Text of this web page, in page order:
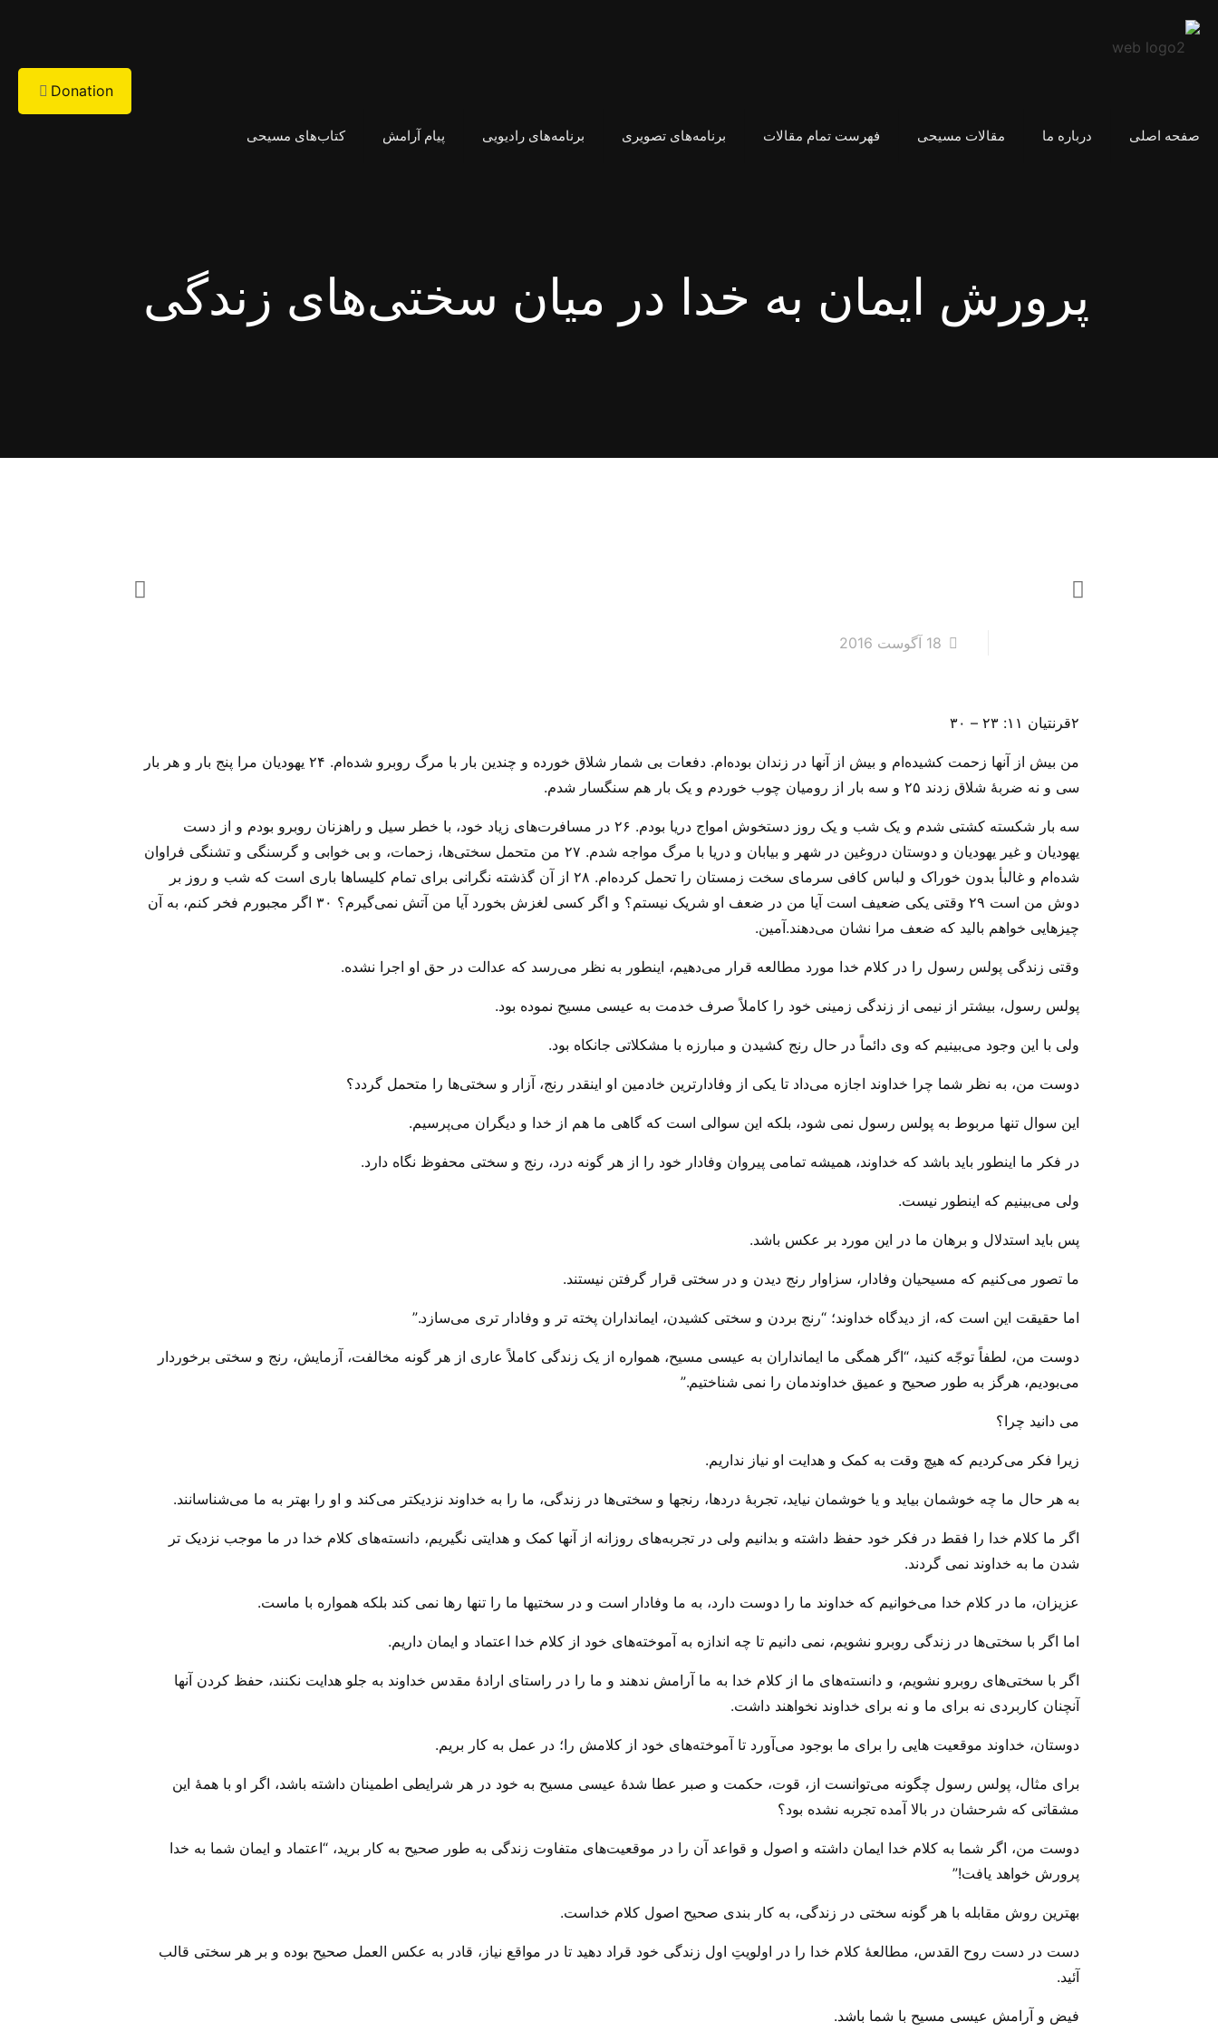
صفحه اصلی درباره ما مقالات مسیحی فهرست تمام مقالات برنامه‌های تصویری برنامه‌های رادیویی پیام آرامش کتاب‌های مسیحی
Donation
پرورش ایمان به خدا در میان سختی‌های زندگی
18 آگوست 2016
۲قرنتیان ۱۱: ۲۳ – ۳۰
من بیش از آنها زحمت کشیده‌‌ام و بیش از آنها در زندان بوده‌‌ام‌. دفعات بی شمار شلاق خورده و چندین بار با مرگ روبرو شده‌‌ام‌. ۲۴ یهودیان مرا پنج بار و هر بار
سی و نه ضربۀ شلاق زدند ۲۵ و سه بار از رومیان چوب خوردم و یک بار هم سنگسار شدم‌.
سه بار شکسته کشتی شدم و یک شب و یک روز دستخوش امواج دریا بودم‌. ۲۶ در مسافرت‌های زیاد خود، با خطر سیل و راهزنان روبرو بودم و از دست
یهودیان و غیر یهودیان و دوستان دروغین در شهر و بیابان و دریا با مرگ مواجه شدم‌. ۲۷ من متحمل سختی‌ها، زحمات، و بی خوابی و گرسنگی و تشنگی فراوان
شده‌‌ام و غالبأ بدون خوراک و لباس کافی سرمای سخت زمستان را تحمل کرده‌‌ام‌. ۲۸ از آن گذشته نگرانی برای تمام کلیساها باری است که شب و روز بر
دوش من است ۲۹ وقتی یکی ضعیف است آیا من در ضعف او شریک نیستم؟ و اگر کسی لغزش بخورد آیا من آتش نمی‌گیرم؟ ۳۰ اگر مجبورم فخر کنم، به آن
چیزهایی خواهم بالید که ضعف مرا نشان می‌دهند.آمین.
وقتی زندگی پولس رسول را در کلام خدا مورد مطالعه قرار می‌‌دهیم، اینطور به نظر می‌‌رسد که عدالت در حق او اجرا نشده.
پولس رسول، بیشتر از نیمی از زندگی زمینی خود را کاملاً صرف خدمت به عیسی مسیح نموده بود.
ولی با این وجود می‌‌بینیم که وی دائماً در حال رنج کشیدن و مبارزه با مشکلاتی جانکاه بود.
دوست من، به نظر شما چرا خداوند اجازه می‌‌داد تا یکی از وفادار‌ترین خادمین او اینقدر رنج، آزار و سختی‌ها را متحمل گردد؟
این سوال تنها مربوط به پولس رسول نمی شود، بلکه این سوالی است که گاهی ما هم از خدا و دیگران می‌‌پرسیم.
در فکر ما اینطور باید باشد که خداوند، همیشه تمامی پیروان وفادار خود را از هر گونه درد، رنج و سختی محفوظ نگاه دارد.
ولی‌ می‌‌بینیم که اینطور نیست.
پس باید استدلال و برهان ما در این مورد بر عکس باشد.
ما تصور می‌‌کنیم که مسیحیان وفادار، سزاوار رنج دیدن و در سختی قرار گرفتن نیستند.
اما حقیقت این است که، از دیدگاه خداوند؛ “رنج بردن و سختی کشیدن، ایمانداران پخته تر و وفادار تری می‌‌سازد.”
دوست من، لطفاً توجّه کنید، “اگر همگی ما ایمانداران به عیسی مسیح، همواره از یک زندگی کاملاً عاری از هر گونه مخالفت، آزمایش، رنج و سختی برخوردار
می‌‌بودیم، هرگز به طور صحیح و عمیق خداوندمان را نمی شناختیم.”
می‌ دانید چرا؟
زیرا فکر می‌‌کردیم که هیچ وقت به کمک و هدایت او نیاز نداریم.
به هر حال ما چه خوشمان بیاید و یا خوشمان نیاید، تجربهٔ دردها، رنجها و سختی‌ها در زندگی، ما را به خداوند نزدیکتر می‌‌کند و او را بهتر به ما می‌‌شناسانند.
اگر ما کلام خدا را فقط در فکر خود حفظ داشته و بدانیم ولی در تجربه‌های روزانه از آنها کمک و هدایتی نگیریم، دانسته‌های کلام خدا در ما موجب نزدیک تر
شدن ما به خداوند نمی گردند.
عزیزان، ما در کلام خدا می‌‌خوانیم که خداوند ما را دوست دارد، به‌ ما وفادار است و در سختیها ما را تنها رها نمی کند بلکه همواره با ماست.
اما اگر با سختی‌ها در زندگی روبرو نشویم، نمی دانیم تا چه اندازه به آموخته‌های خود از کلام خدا اعتماد و ایمان داریم.
اگر با سختی‌های روبرو نشویم، و دانسته‌های ما از کلام خدا به ما آرامش ندهند و ما را در راستای ارادهٔ مقدس خداوند به جلو هدایت نکنند، حفظ کردن آنها
آنچنان کاربردی نه برای ما و نه برای خداوند نخواهند داشت.
دوستان، خداوند موقعیت هایی را برای ما بوجود می‌‌آورد تا آموخته‌های خود از کلامش را؛ در عمل به کار بریم.
برای مثال، پولس رسول چگونه می‌‌توانست از، قوت، حکمت و صبر عطا شدهٔ عیسی مسیح به خود در هر شرایطی اطمینان داشته باشد، اگر او با همهٔ این
مشقاتی که شرحشان در بالا آمده تجربه نشده بود؟
دوست من، اگر شما به کلام خدا ایمان داشته و اصول و قواعد آن‌ را در موقعیت‌های متفاوت زندگی به طور صحیح به کار برید، “اعتماد و ایمان شما به خدا
پرورش خواهد یافت!”
بهترین روش مقابله با هر گونه سختی در زندگی، به کار بندی صحیح اصول کلام خداست.
دست در دست روح القدس، مطالعهٔ کلام خدا را در اولویتِ اول زندگی خود قراد دهید تا در مواقع نیاز، قادر به عکس العمل صحیح بوده و بر هر سختی قالب
آئید.
فیض و آرامش عیسی مسیح با شما باشد.